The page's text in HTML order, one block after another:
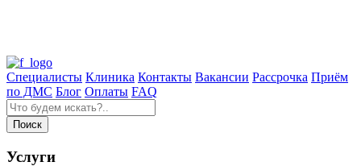
Специалисты Клиника Контакты Вакансии Рассрочка Приём
по ДМС Блог Оплаты FAQ
Услуги